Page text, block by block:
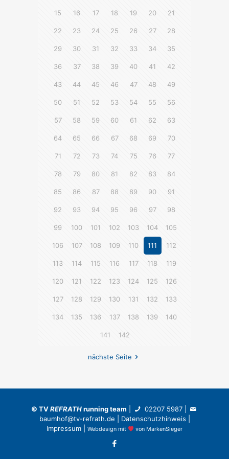
15 16 17 18 19 20 21
22 23 24 25 26 27 28
29 30 31 32 33 34 35
36 37 38 39 40 41 42
43 44 45 46 47 48 49
50 51 52 53 54 55 56
57 58 59 60 61 62 63
64 65 66 67 68 69 70
71 72 73 74 75 76 77
78 79 80 81 82 83 84
85 86 87 88 89 90 91
92 93 94 95 96 97 98
99 100 101 102 103 104 105
106 107 108 109 110 111 112
113 114 115 116 117 118 119
120 121 122 123 124 125 126
127 128 129 130 131 132 133
134 135 136 137 138 139 140
141 142
nächste Seite
©TVREFRATHrunning team 02207 5987|
baumhof@tv-refrath.de
Datenschutzhinweis
Impressum| Webdesignmit von MarkenSieger